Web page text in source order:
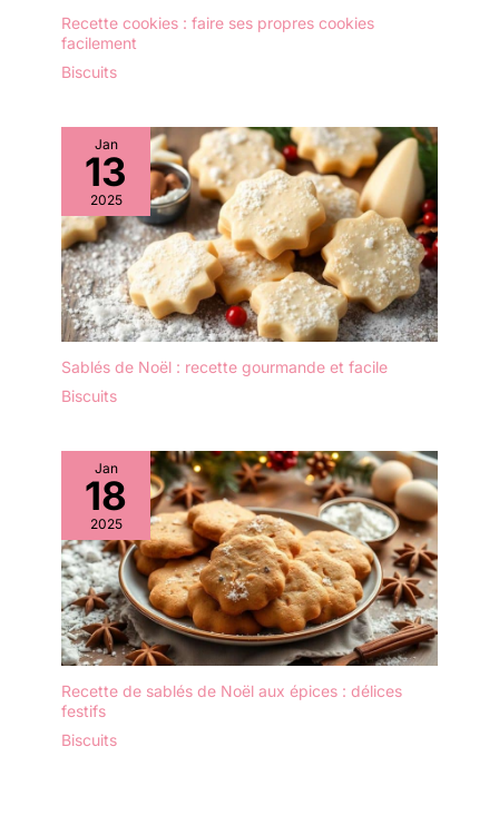
Recette cookies : faire ses propres cookies
facilement
Biscuits
Jan
13
2025
Sablés de Noël : recette gourmande et facile
Biscuits
Jan
18
2025
Recette de sablés de Noël aux épices : délices
festifs
Biscuits